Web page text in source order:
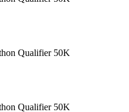
Qualifier 50K
Qualifier 50K